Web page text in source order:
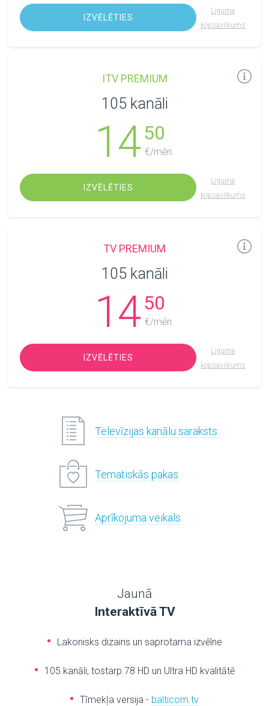
IZVĒLĒTIES
Līguma
kopsavilkums
ITV PREMIUM
105 kanāli
1450
€/mēn.
IZVĒLĒTIES
Līguma
kopsavilkums
TV PREMIUM
105 kanāli
1450
€/mēn.
IZVĒLĒTIES
Līguma
kopsavilkums
Televīzijas kanālu saraksts
Tematiskās pakas
Aprīkojuma veikals
Jaunā
Interaktīvā TV
Lakonisks dizains un saprotama izvēlne
105 kanāli, tostarp 78 HD un Ultra HD kvalitātē
Tīmekļa versija - balticom.tv